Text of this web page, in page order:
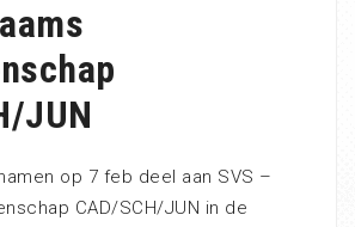
JUN
op 7 feb deel aan SVS –
CAD/SCH/JUN in de